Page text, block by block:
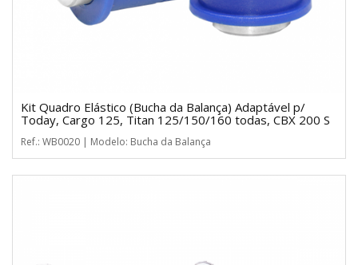
Kit Quadro Elástico (Bucha da Balança) Adaptável p/
Today, Cargo 125, Titan 125/150/160 todas, CBX 200 S
Ref.: WB0020 | Modelo: Bucha da Balança